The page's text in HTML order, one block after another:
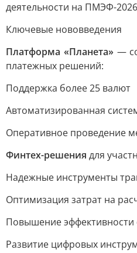
деятельности на ПМЭФ-
Ключевые нововведения
Платформа «Планета»—
платежных решений:
Поддержка более 25 валют
Автоматизированная
Оперативное проведение
Финтех-решения для
Надежные инструменты
Оптимизация затрат на
Повышение эффективности
Развитие цифровых